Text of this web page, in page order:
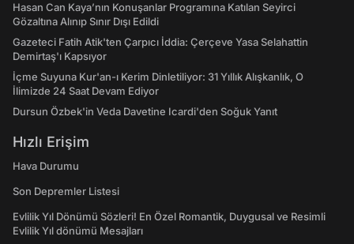
Hasan Can Kaya’nın Konuşanlar Programına Katılan Seyirci
Gözaltına Alınıp Sınır Dışı Edildi
Gazeteci Fatih Atik'ten Çarpıcı İddia: Çerçeve Yasa Selahattin
Demirtaş'ı Kapsıyor
İçme Suyuna Kur'an-ı Kerim Dinletiliyor: 31 Yıllık Alışkanlık, O
İlimizde 24 Saat Devam Ediyor
Dursun Özbek'in Veda Davetine Icardi'den Soğuk Yanıt
Hızlı Erişim
Hava Durumu
Son Depremler Listesi
Evlilik Yıl Dönümü Sözleri! En Özel Romantik, Duygusal ve Resimli
Evlilik Yıl dönümü Mesajları